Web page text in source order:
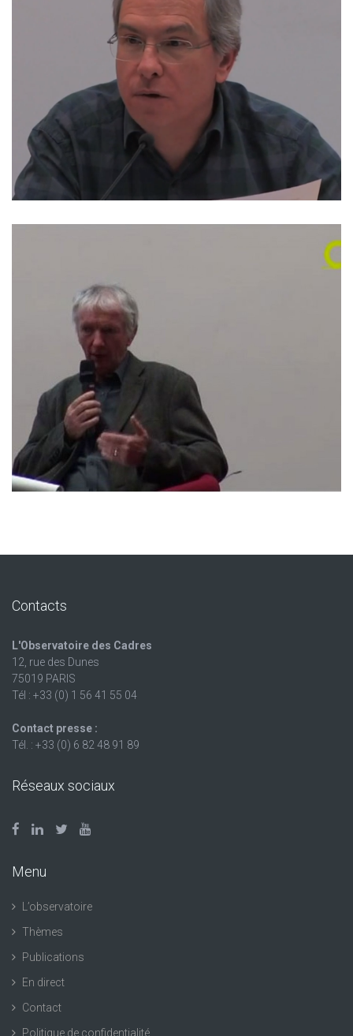
Contacts
L'Observatoire des Cadres
12, rue des Dunes
75019 PARIS
Tél : +33 (0) 1 56 41 55 04
Contact presse :
Tél. : +33 (0) 6 82 48 91 89
Réseaux sociaux
Menu
L’observatoire
Thèmes
Publications
En direct
Contact
Politique de confidentialité